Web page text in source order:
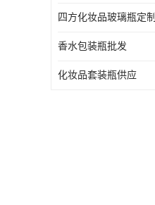
四方化妆品玻璃瓶定制
香水包装瓶批发
化妆品套装瓶供应